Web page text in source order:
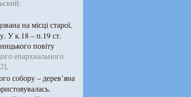
на місці старої,
У к.18 – п.19 ст.
повіту
епархиального
.
собору – дерев’яна